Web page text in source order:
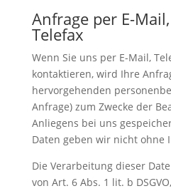
Anfrage per E-
Telefax
Wenn Sie uns per E-Mail,
kontaktieren, wird Ihre
hervorgehenden
Anfrage) zum Zwecke der
Anliegens bei uns
Daten geben wir nicht ohne
Die Verarbeitung dieser
von Art. 6 Abs. 1 lit. b